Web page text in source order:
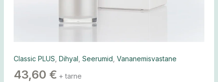
Classic PLUS Dihyal Seerumid Vananemisvastane
43,60 € + tarne